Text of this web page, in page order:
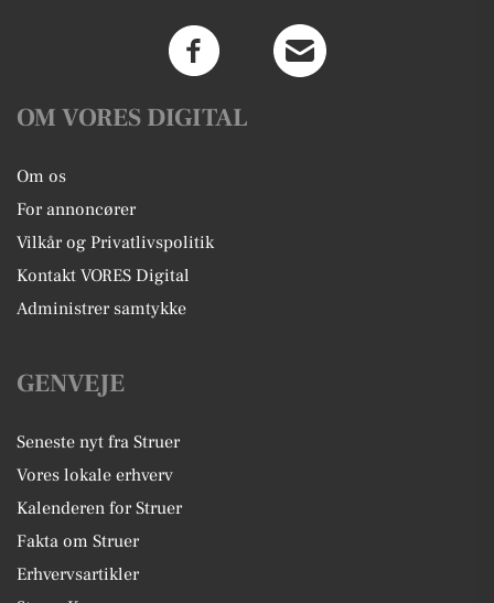
OM VORES DIGITAL
Om os
For annoncører
Vilkår og Privatlivspolitik
Kontakt VORES Digital
Administrer samtykke
GENVEJE
Seneste nyt fra Struer
Vores lokale erhverv
Kalenderen for Struer
Fakta om Struer
Erhvervsartikler